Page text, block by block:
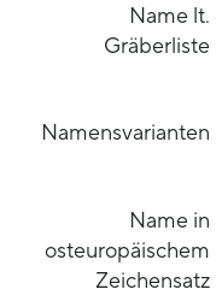
Name lt.
Gräberliste
Namensvarianten
Name in
osteuropäischem
Zeichensatz